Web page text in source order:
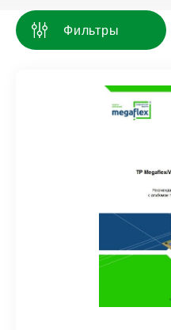
Фильтры